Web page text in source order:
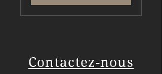
Contactez-nous